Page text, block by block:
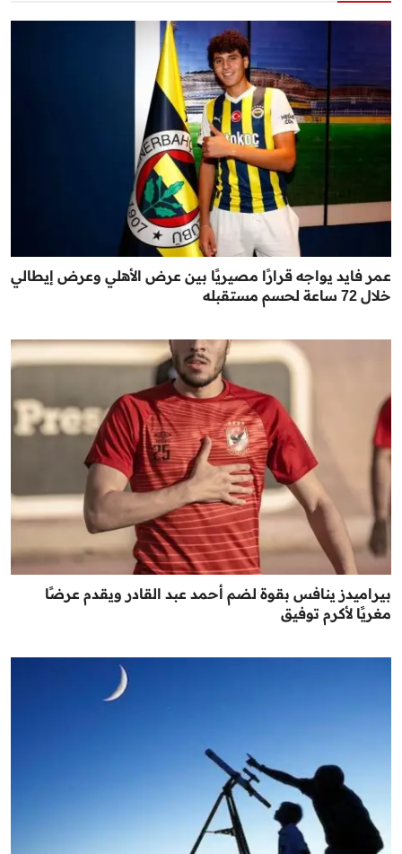
عمر فايد يواجه قرارًا مصيريًا بين عرض الأهلي وعرض إيطالي
خلال 72 ساعة لحسم مستقبله
بيراميدز ينافس بقوة لضم أحمد عبد القادر ويقدم عرضًا
مغريًا لأكرم توفيق